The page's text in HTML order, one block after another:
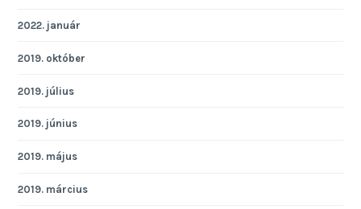
2022. január
2019. október
2019. július
2019. június
2019. május
2019. március